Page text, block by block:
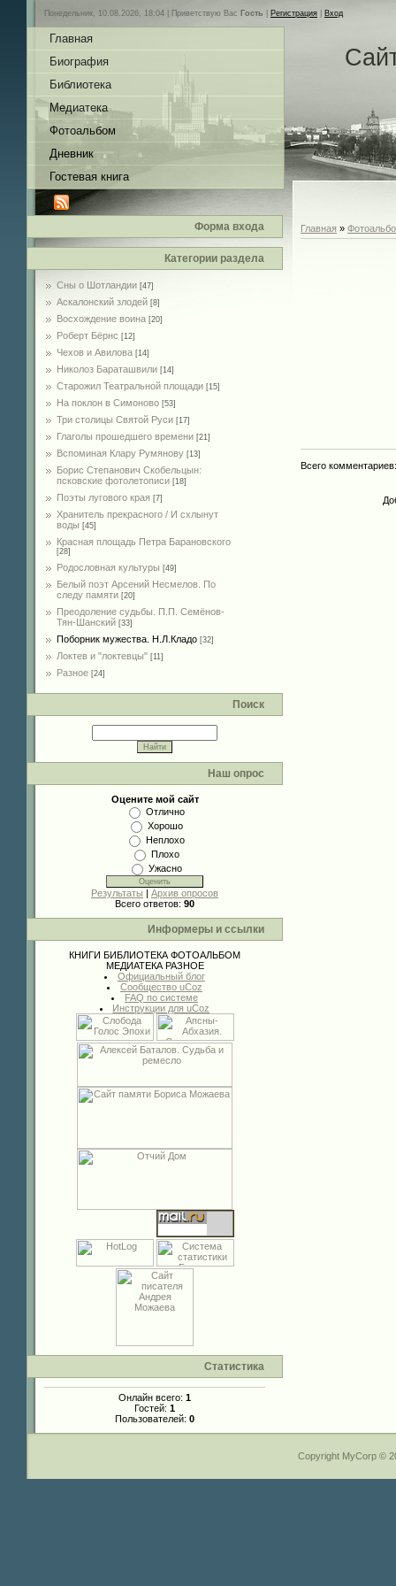
Понедельник, 10.08.2026, 18:04 | Приветствую Вас Гость Регистрация Вход
Главная
Биография
Библиотека
Медиатека
Фотоальбом
Дневник
Гостевая книга
Форма входа
Категории раздела
Сны о Шотландии [47]
Аскалонский злодей [8]
Восхождение воина [20]
Роберт Бёрнс [12]
Чехов и Авилова [14]
Николоз Бараташвили [14]
Cтарожил Театральной площади [15]
На поклон в Симоново [53]
Три столицы Святой Руси [17]
Глаголы прошедшего времени [21]
Вспоминая Клару Румянову [13]
Борис Степанович Скобельцын:
псковские фотолетописи [18]
Поэты лугового края [7]
Хранитель прекрасного / И схлынут
воды [45]
Красная площадь Петра Барановского
[28]
Родословная культуры [49]
Белый поэт Арсений Несмелов. По
следу памяти [20]
Преодоление судьбы. П.П. Семёнов-
Тян-Шанский [33]
Поборник мужества. Н.Л.Кладо [32]
Локтев и "локтевцы" [11]
Разное [24]
Поиск
Наш опрос
Оцените мой сайт
Отлично
Хорошо
Неплохо
Плохо
Ужасно
Результаты | Архив опросов
Всего ответов: 90
Информеры и ссылки
КНИГИ БИБЛИОТЕКА ФОТОАЛЬБОМ
МЕДИАТЕКА РАЗНОЕ
Официальный блог
Сообщество uCoz
FAQ по системе
Инструкции для uCoz
Статистика
Онлайн всего: 1
Гостей: 1
Пользователей: 0
Главная »
Всего комментариев
Copyright MyCorp ©